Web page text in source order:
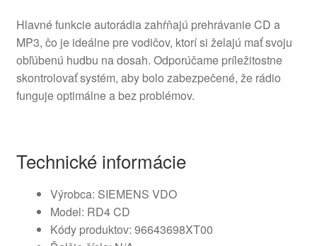
Hlavné funkcie autorádia zahŕňajú prehrávanie CD a
MP3, čo je ideálne pre vodičov, ktorí si želajú mať svoju
obľúbenú hudbu na dosah. Odporúčame príležitostne
skontrolovať systém, aby bolo zabezpečené, že rádio
funguje optimálne a bez problémov.
Technické informácie
Výrobca: SIEMENS VDO
Model: RD4 CD
Kódy produktov: 96643698XT00